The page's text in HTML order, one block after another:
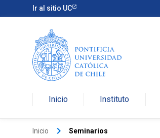
Ir al sitio UC
Inicio Instituto
Inicio keyboard_arrow_right Seminarios